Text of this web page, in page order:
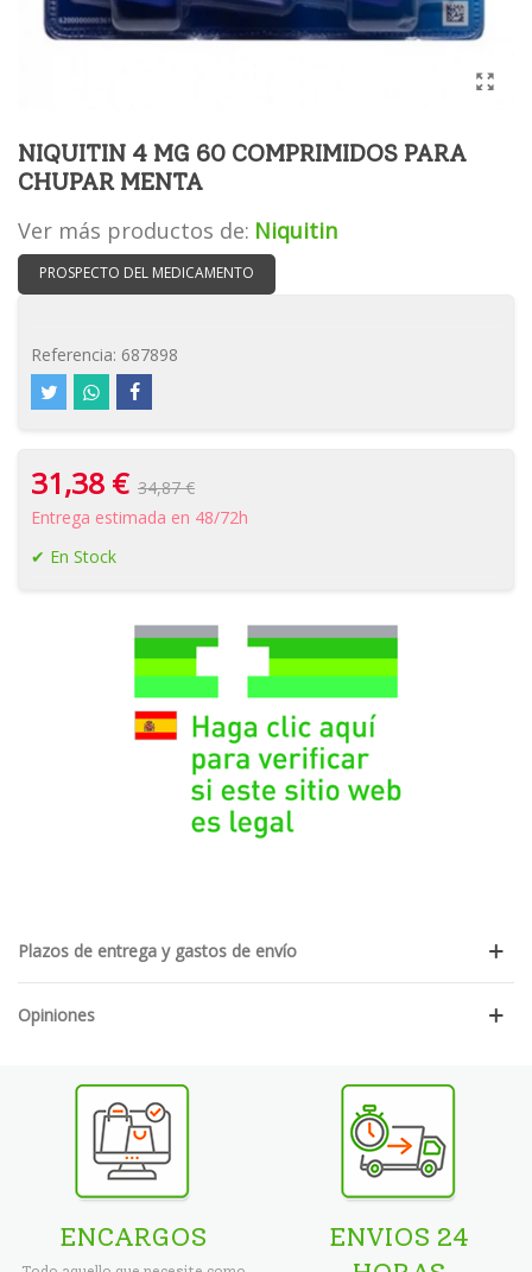
NIQUITIN 4 MG 60 COMPRIMIDOS PARA
CHUPAR MENTA
Ver más productos de: Niquitin
PROSPECTO DEL MEDICAMENTO
Referencia: 687898
31,38 € 34,87 €
Entrega estimada en 48/72h
En Stock
Plazos de entrega y gastos de envío
Opiniones
ENCARGOS
ENVIOS 24